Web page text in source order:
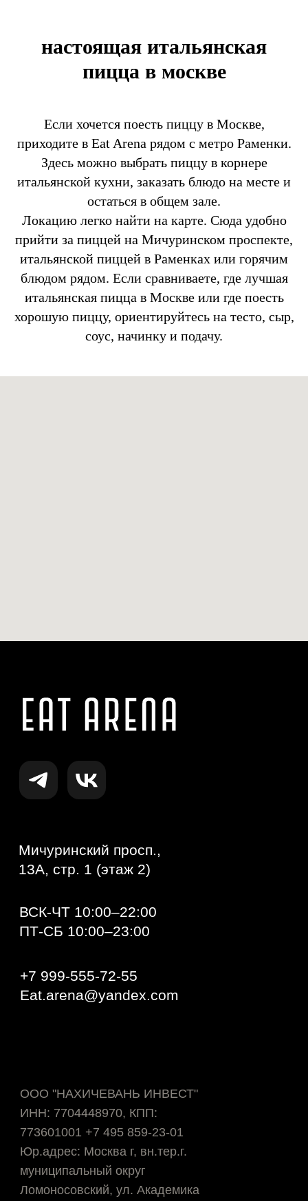
настоящая итальянская
пицца в москве
Если хочется поесть пиццу в Москве,
приходите в Eat Arena рядом с метро Раменки.
Здесь можно выбрать пиццу в корнере
итальянской кухни, заказать блюдо на месте и
остаться в общем зале.
Локацию легко найти на карте. Сюда удобно
прийти за пиццей на Мичуринском проспекте,
итальянской пиццей в Раменках или горячим
блюдом рядом. Если сравниваете, где лучшая
итальянская пицца в Москве или где поесть
хорошую пиццу, ориентируйтесь на тесто, сыр,
соус, начинку и подачу.